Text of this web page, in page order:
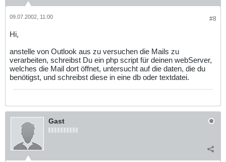
#8
09.07.2002, 11:00
Hi,
anstelle von Outlook aus zu versuchen die Mails zu
verarbeiten, schreibst Du ein php script für deinen webServer,
welches die Mail dort öffnet, untersucht auf die daten, die du
benötigst, und schreibst diese in eine db oder textdatei.
Gast